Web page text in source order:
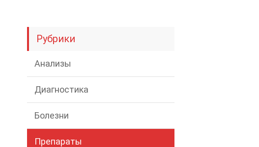
Рубрики
Анализы
Диагностика
Болезни
Препараты